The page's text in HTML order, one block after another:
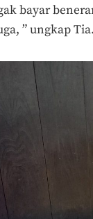
bayar
” ungkap Tia.